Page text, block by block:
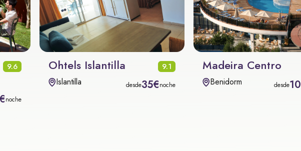
9.6
noche
Ohtels Islantilla 9.1
Islantilla desde35€noche
Madeira Centro
Benidorm desde